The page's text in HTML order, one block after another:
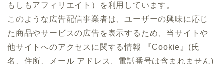
もしもアフィリエイト）を利用しています。
このような広告配信事業者は、ユーザーの興味に応じ
た商品やサービスの広告を表示するため、当サイトや
他サイトへのアクセスに関する情報 『Cookie』(氏
名、住所、メール アドレス、電話番号は含まれません)